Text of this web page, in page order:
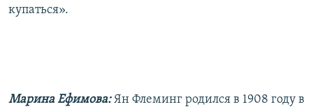
купаться».
Марина Ефимова:Ян Флеминг родился в 1908 году в